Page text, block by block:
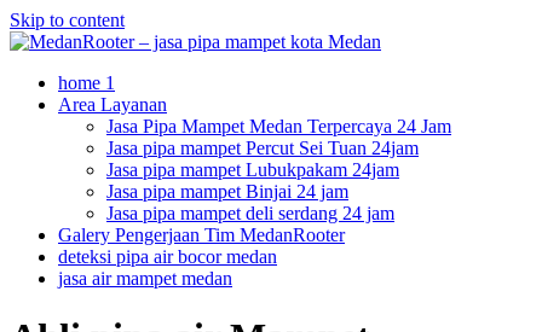
Skip to content
home 1
Area Layanan
Jasa Pipa Mampet Medan Terpercaya 24 Jam
Jasa pipa mampet Percut Sei Tuan 24jam
Jasa pipa mampet Lubukpakam 24jam
Jasa pipa mampet Binjai 24 jam
Jasa pipa mampet deli serdang 24 jam
Galery Pengerjaan Tim MedanRooter
deteksi pipa air bocor medan
jasa air mampet medan